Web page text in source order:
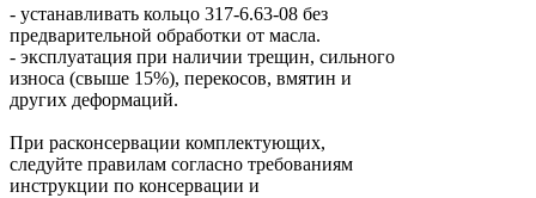
- устанавливать кольцо 317-6.63-08 без
предварительной обработки от масла.
- эксплуатация при наличии трещин, сильного
износа (свыше 15%), перекосов, вмятин и
других деформаций.
При расконсервации комплектующих,
следуйте правилам согласно требованиям
инструкции по консервации и